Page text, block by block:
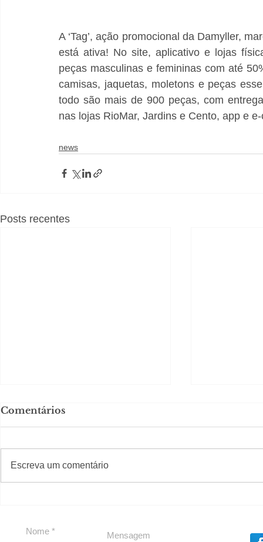
A ‘Tag’, ação promocional da Damyller,
está ativa! No site, aplicativo e lojas
peças masculinas e femininas com até
camisas, jaquetas, moletons e peças
todo são mais de 900 peças, com
nas lojas RioMar, Jardins e Cento, app e
news
Posts recentes
Comentários
Escreva um comentário
#Sugestões